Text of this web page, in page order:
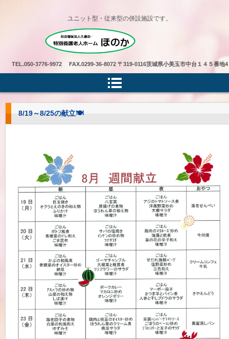
特別養護老人ホームほのか
ユニット型・従来型の併設施設です。
TEL.050-3776-9972 FAX.0299-36-8072 〒319-0116茨城県小美玉市中台１４５番地4
8/19～8/25の献立🍽